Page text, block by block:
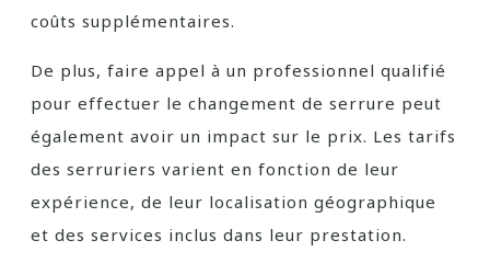
coûts supplémentaires.
De plus, faire appel à un professionnel qualifié
pour effectuer le changement de serrure peut
également avoir un impact sur le prix. Les tarifs
des serruriers varient en fonction de leur
expérience, de leur localisation géographique
et des services inclus dans leur prestation.